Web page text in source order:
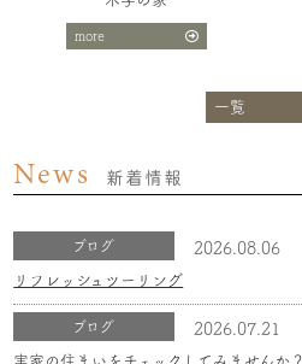
more
一覧
News 新着情報
ブログ 2026.08.06
リフレッシュツーリング
ブログ 2026.07.21